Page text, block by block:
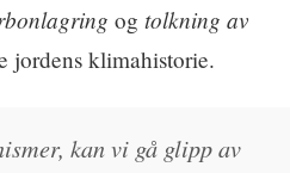
og tolkning av
jordens klimahistorie.
kan vi gå glipp av